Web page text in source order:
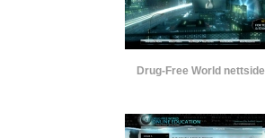
Drug-Free World nettside